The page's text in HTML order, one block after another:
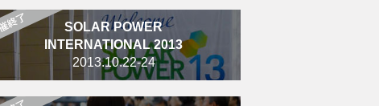
SOLAR POWER
INTERNATIONAL 2013
2013.10.22-24